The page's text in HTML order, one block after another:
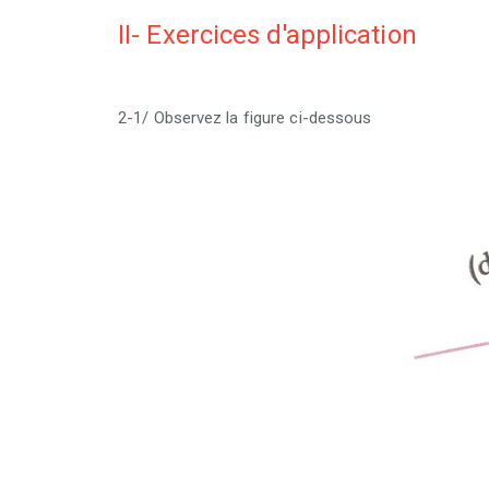
II- Exercices d'application
2-1/ Observez la figure ci-dessous